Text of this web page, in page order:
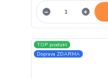
TOP produkt
Doprava ZDARMA